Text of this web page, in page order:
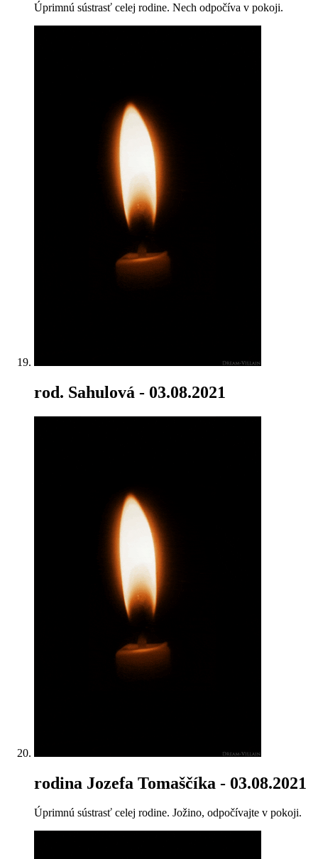
Úprimnú sústrasť celej rodine. Nech odpočíva v pokoji.
rod. Sahulová - 03.08.2021
rodina Jozefa Tomaščíka - 03.08.2021
Úprimnú sústrasť celej rodine. Jožino, odpočívajte v pokoji.